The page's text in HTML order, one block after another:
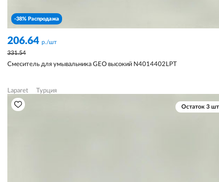
-38% Распродажа
206.64 р./шт
331.54
Смеситель для умывальника GEO высокий N4014402LPT
Laparet Турция
Остаток 3 шт